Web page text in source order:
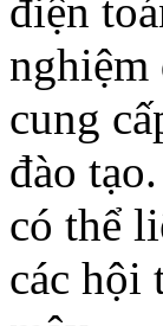
điện
nghiệm
cung
đào
có thể
các hội